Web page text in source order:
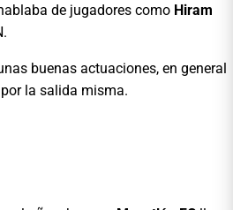
de jugadores como Hiram
buenas actuaciones, en general
la salida misma.